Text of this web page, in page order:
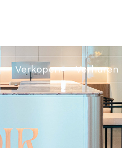
Verkopen Verhuren